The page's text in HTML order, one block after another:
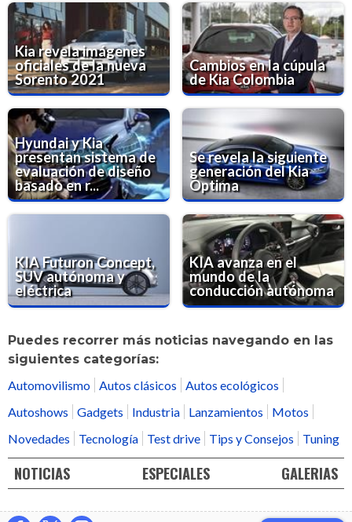
Kia revela imágenes
oficiales de la nueva
Sorento 2021
Cambios en la cúpula
de Kia Colombia
Hyundai y Kia
presentan sistema de
evaluación de diseño
basado en r...
Se revela la siguiente
generación del Kia
Optima
KIA Futuron Concept,
SUV autónoma y
eléctrica
KIA avanza en el
mundo de la
conducción autónoma
Puedes recorrer más noticias navegando en las
siguientes categorías:
Automovilismo
Autos clásicos
Autos ecológicos
Autoshows
Gadgets Industria Lanzamientos
Motos
Novedades
Tecnología Test drive Tips y Consejos Tuning
NOTICIAS ESPECIALES GALERIAS